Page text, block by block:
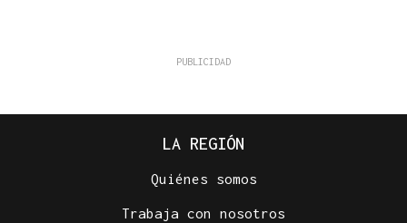
LA REGIÓN
Quiénes somos
Trabaja con nosotros